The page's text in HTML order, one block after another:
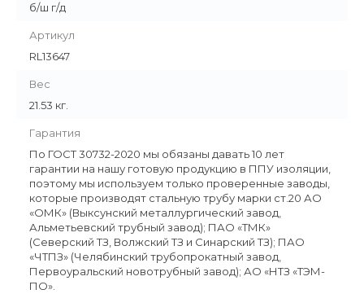
б/ш г/д
Артикул
RL13647
Вес
21.53 кг.
Гарантия
По ГОСТ 30732-2020 мы обязаны давать 10 лет
гарантии на нашу готовую продукцию в ППУ изоляции,
поэтому мы используем только проверенные заводы,
которые производят стальную трубу марки ст.20 АО
«ОМК» (Выксунский металлургический завод,
Альметьевский трубный завод); ПАО «ТМК»
(Северский ТЗ, Волжский ТЗ и Синарский ТЗ); ПАО
«ЧТПЗ» (Челябинский трубопрокатный завод,
Первоуральский новотрубный завод); АО «НТЗ «ТЭМ-
ПО».